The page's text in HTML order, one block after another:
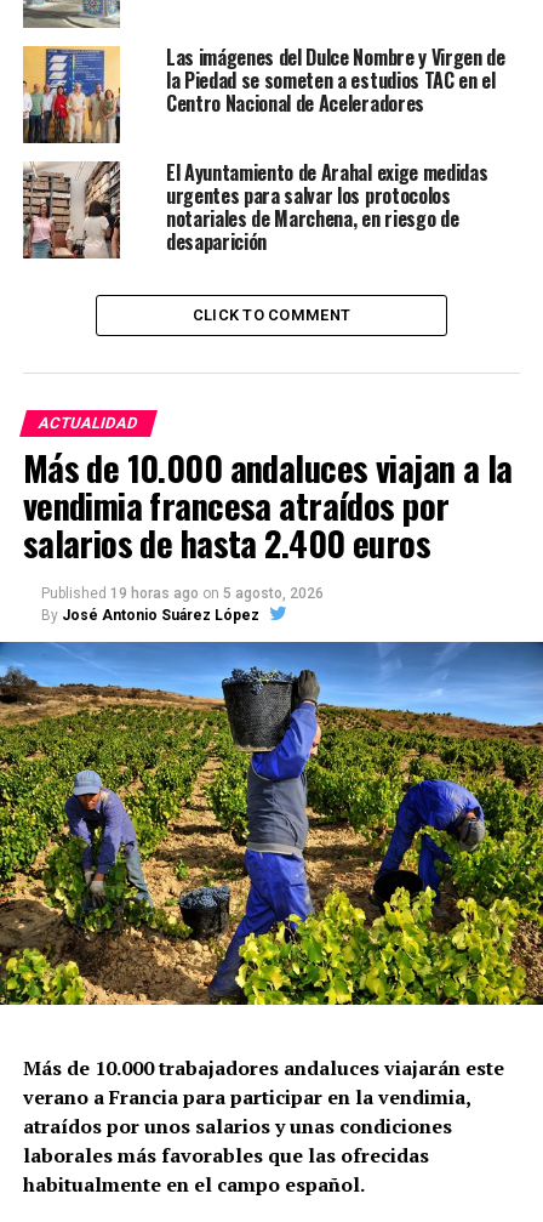
Las imágenes del Dulce Nombre y Virgen de
la Piedad se someten a estudios TAC en el
Centro Nacional de Aceleradores
El Ayuntamiento de Arahal exige medidas
urgentes para salvar los protocolos
notariales de Marchena, en riesgo de
desaparición
CLICK TO COMMENT
ACTUALIDAD
Más de 10.000 andaluces viajan a la
vendimia francesa atraídos por
salarios de hasta 2.400 euros
Published 19 horas ago on 5 agosto, 2026
By José Antonio Suárez López
Más de 10.000 trabajadores andaluces viajarán este
verano a Francia para participar en la vendimia,
atraídos por unos salarios y unas condiciones
laborales más favorables que las ofrecidas
habitualmente en el campo español.